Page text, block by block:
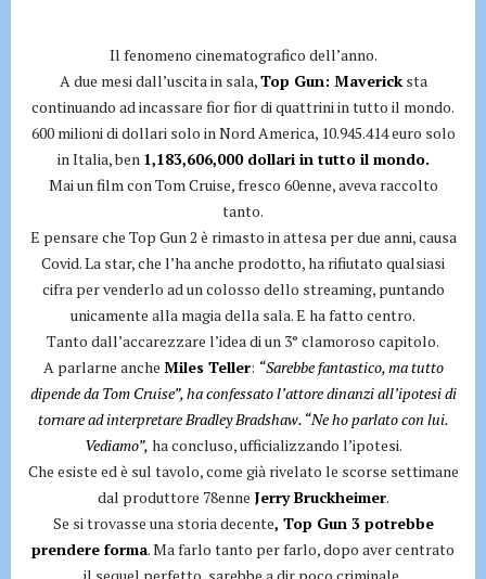
Il fenomeno cinematografico dell’anno.
A due mesi dall’uscita in sala,Top Gun: Mavericksta
continuando ad incassare fior fior di quattrini in tutto il mondo.
600 milioni di dollari solo in Nord America, 10.945.414 euro solo
in Italia, ben 1,183,606,000 dollari in tutto il mondo.
Mai un film con Tom Cruise, fresco 60enne, aveva raccolto
tanto.
E pensare che Top Gun 2 è rimasto in attesa per due anni, causa
Covid. La star, che l’ha anche prodotto, ha rifiutato qualsiasi
cifra per venderlo ad un colosso dello streaming, puntando
unicamente alla magia della sala. E ha fatto centro.
Tanto dall’accarezzare l’idea di un 3° clamoroso capitolo.
A parlarne anche Miles Teller: “Sarebbe fantastico, ma tutto
dipende da Tom Cruise”, ha confessato l’attore dinanzi all’ipotesi di
tornare ad interpretare Bradley Bradshaw. “Ne ho parlato con lui.
Vediamo”, ha concluso, ufficializzando l’ipotesi.
Che esiste ed è sul tavolo, come già rivelato le scorse settimane
dal produttore 78enne Jerry Bruckheimer.
Se si trovasse una storia decente, Top Gun 3 potrebbe
prendere forma. Ma farlo tanto per farlo, dopo aver centrato